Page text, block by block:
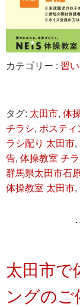
カテゴリー : 習
タグ: 太田市, 体
チラシ, ポスティ
ラシ配り 太田市,
告, 体操教室 チ
群馬県太田市石
体操教室 太田市,
太田市で
ングのご